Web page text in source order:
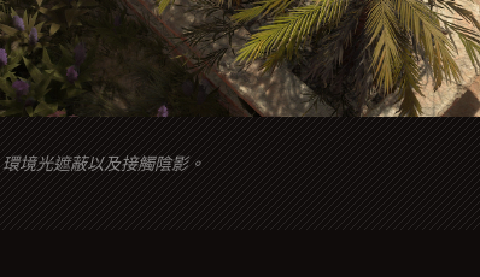
境光遮蔽以及接觸陰影。